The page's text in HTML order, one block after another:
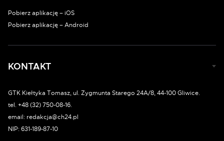
Pobierz aplikację – iOS
Pobierz aplikację – Android
KONTAKT
GTK Kiełtyka Tomasz, ul. Zygmunta Starego 24A/8, 44-100 Gliwice.
tel. +48 (32) 750-08-16.
email: redakcja@ch24.pl
NIP: 631-189-87-10